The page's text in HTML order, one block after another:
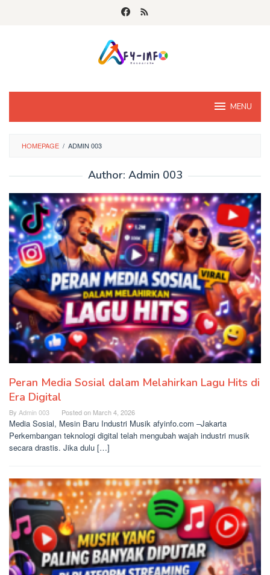
MENU
HOMEPAGE / ADMIN 003
Author: Admin 003
Peran Media Sosial dalam Melahirkan Lagu Hits di
Era Digital
By Admin 003 Posted on March 4, 2026
Media Sosial, Mesin Baru Industri Musik afyinfo.com –Jakarta
Perkembangan teknologi digital telah mengubah wajah industri musik
secara drastis. Jika dulu […]